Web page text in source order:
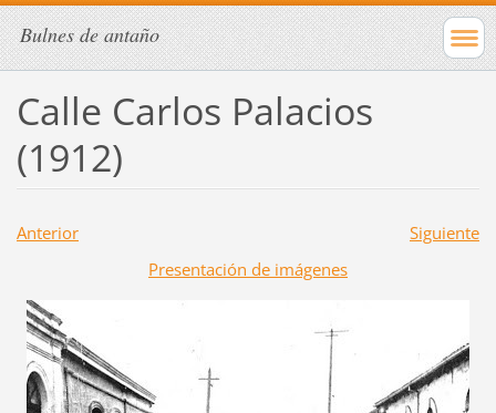
Bulnes de antaño
Calle Carlos Palacios
(1912)
Anterior
Siguiente
Presentación de imágenes